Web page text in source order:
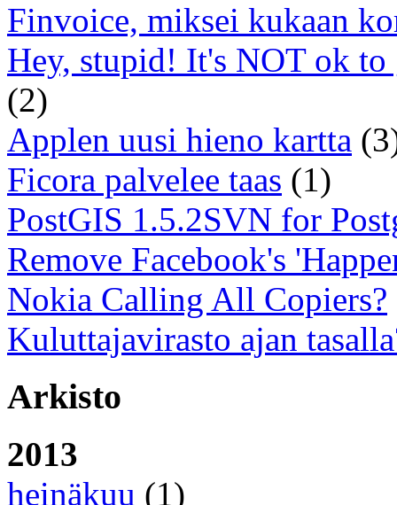
Finvoice, miksei kukaan
Hey, stupid! It's NOT ok to
(2)
Applen uusi hieno kartta
Ficora palvelee taas (1)
PostGIS 1.5.2SVN for
Remove Facebook's
Nokia Calling All Copiers?
Kuluttajavirasto ajan
Arkisto
2013
heinäkuu (1)